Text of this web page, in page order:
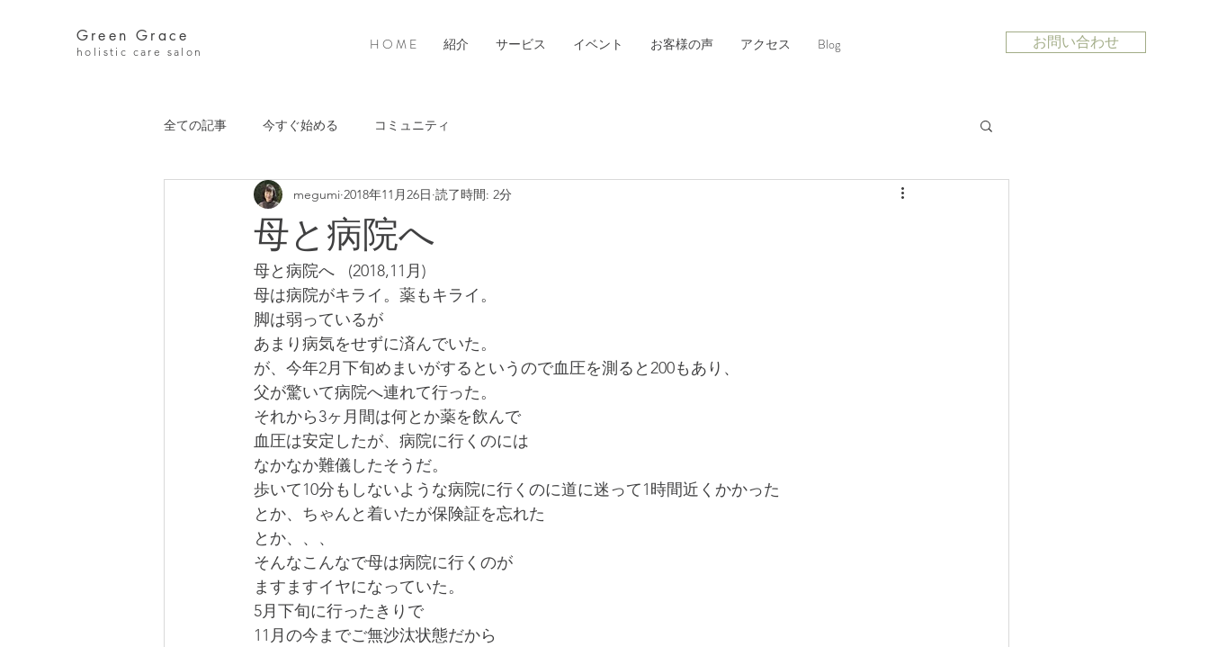
Green Grace
holistic care salon
お問い合わせ
H O M E 紹介 サービス イベント お客様の声 アクセス Blog
全ての記事 今すぐ始める コミュニティ
母と病院へ
megumi 2018年11月26日 読了時間: 2分
母と病院へ   (2018,11月)
母は病院がキライ。薬もキライ。
脚は弱っているが
あまり病気をせずに済んでいた。
が、今年2月下旬めまいがするというので血圧を測ると200もあり、
父が驚いて病院へ連れて行った。
それから3ヶ月間は何とか薬を飲んで
血圧は安定したが、病院に行くのには
なかなか難儀したそうだ。
歩いて10分もしないような病院に行くのに道に迷って1時間近くかかった
とか、ちゃんと着いたが保険証を忘れた
とか、、、
そんなこんなで母は病院に行くのが
ますますイヤになっていた。
5月下旬に行ったきりで
11月の今までご無沙汰状態だから